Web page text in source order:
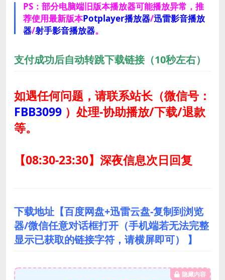
PS：部分电脑端旧版本播放器可能播放异常，推
荐使用最新版本Potplayer播放器/迅雷影音播放
器/射手影音播放器。
支付成功后自动转跳下载链接（10秒左右）
如遇任何问题，请联系站长（微信号：
FBB3099 ） 处理-协助播放/下载/退款
等。
【08:30-23:30】深夜信息次日回复
下载地址【百度网盘+迅雷云盘-复制到浏览
器/微信任意对话框打开（手机端若无法完整
显示已获取的链接字符，请横屏即可） 】
隐藏内容